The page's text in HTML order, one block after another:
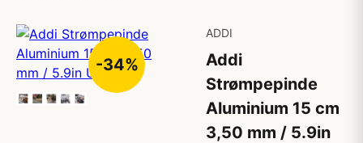
-34%
ADDI
Addi
Strømpepinde
Aluminium 15 cm
3,50 mm / 5.9in